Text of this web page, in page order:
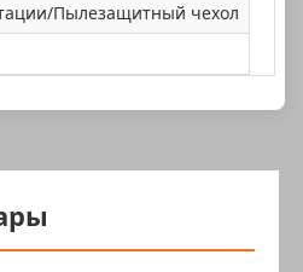
Пылезащитный чехол